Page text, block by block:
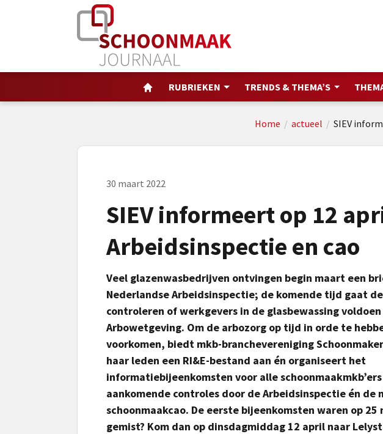
RUBRIEKEN TRENDS & THEMA’S
Home / actueel / SIEV
30 maart 2022
SIEV informeert op 12
Arbeidsinspectie en cao
Veel glazenwasbedrijven ontvingen begin maart een
Nederlandse Arbeidsinspectie; de komende tijd gaat
controleren of werkgevers in de glasbewassing
Arbowetgeving. Om de arbozorg op tijd in orde te
voorkomen, biedt mkb-branchevereniging
haar leden een RI&E-bestand aan én organiseert het
informatiebijeenkomsten voor alle
aankomende controles door de Arbeidsinspectie én de
schoonmaakcao. De eerste bijeenkomsten waren op 25
gemist? Kom dan op dinsdagmiddag 12 april naar